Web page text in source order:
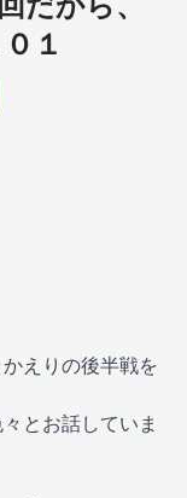
１
えりの後半戦を
とお話していま